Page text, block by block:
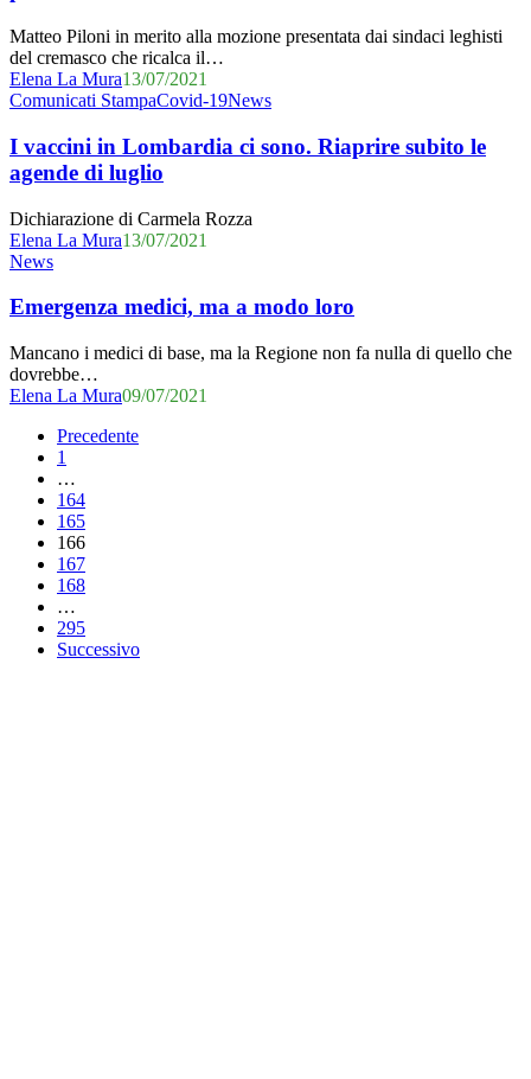
governo,
ma
anche
la
può
e
deve
fare
la
sua
parte
Matteo Piloni in merito alla mozione presentata dai sindaci leghisti
del cremasco che ricalca il…
Elena La Mura13/07/2021
I
in
Lombardia
ci
Riaprire
subito
le
di
Comunicati StampaCovid-19News
I vaccini in Lombardia ci sono. Riaprire subito le
agende di luglio
Dichiarazione di Carmela Rozza
Elena La Mura13/07/2021
Emergenza
ma
modo
loro
News
Emergenza medici, ma a modo loro
Mancano i medici di base, ma la Regione non fa nulla di quello che
dovrebbe…
Elena La Mura09/07/2021
Precedente
1
…
164
165
166
167
168
…
295
Successivo